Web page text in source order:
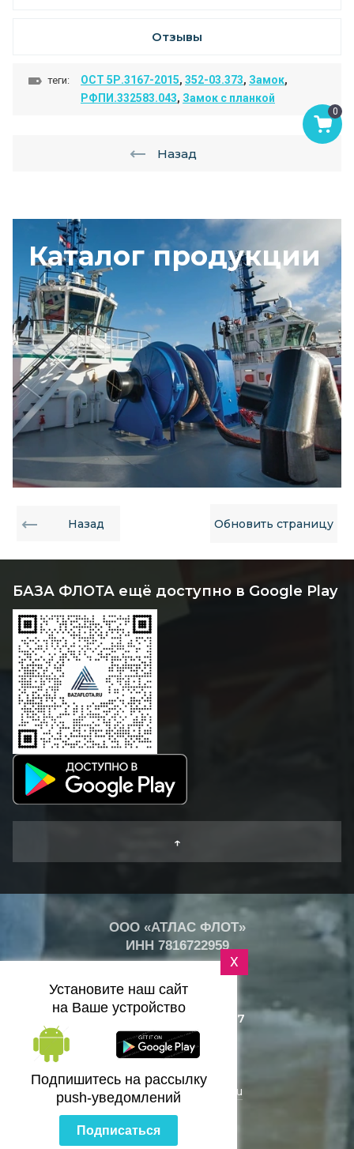
0
Каталог продукции
Отзывы
теги: ОСТ 5Р.3167-2015, 352-03.373, Замок,
РФПИ.332583.043, Замок с планкой
Назад
Назад Обновить страницу
БАЗА ФЛОТА ещё доступно в Google Play
↑
ООО «АТЛАС ФЛОТ»
ИНН 7816722959
C
+7 (812) 418-25-77
Санкт-Петербург
zakaz@bazaflota.ru
X
Установите наш сайт
на Ваше устройство
Подпишитесь на рассылку
push-уведомлений
Подписаться